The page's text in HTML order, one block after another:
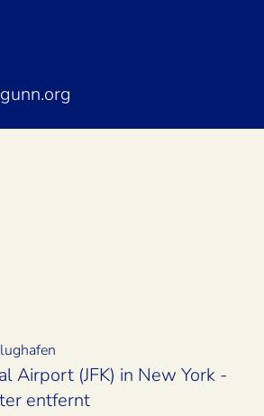
Airport (JFK) in New York -
entfernt